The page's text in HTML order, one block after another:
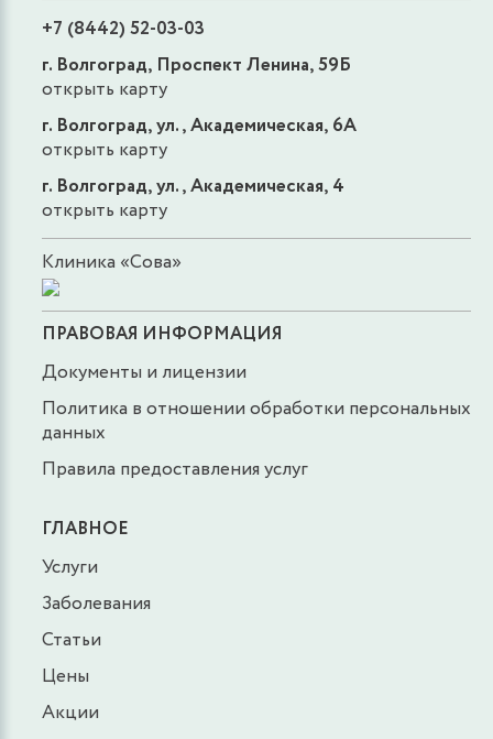
+7 (8442) 52-03-03
г. Волгоград, Проспект Ленина, 59Б
открыть карту
г. Волгоград, ул., Академическая, 6А
открыть карту
г. Волгоград, ул., Академическая, 4
открыть карту
Клиника «Сова»
ПРАВОВАЯ ИНФОРМАЦИЯ
Документы и лицензии
Политика в отношении обработки персональных
данных
Правила предоставления услуг
ГЛАВНОЕ
Услуги
Заболевания
Статьи
Цены
Акции